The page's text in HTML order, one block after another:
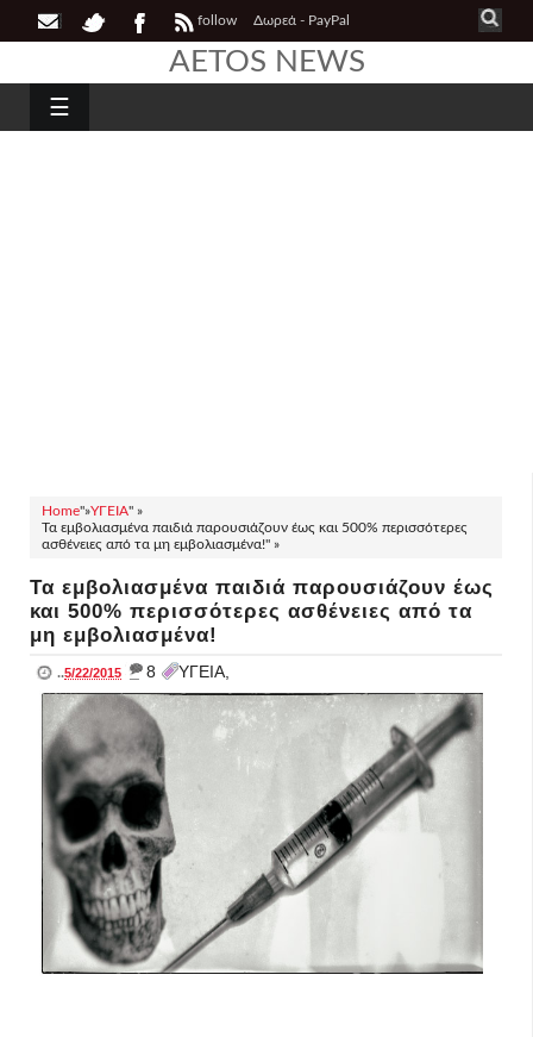
follow Δωρεά - PayPal
AETOS NEWS
☰
Home"»ΥΓΕΙΑ" »
Τα εμβολιασμένα παιδιά παρουσιάζουν έως και 500% περισσότερες
ασθένειες από τα μη εμβολιασμένα!" »
Τα εμβολιασμένα παιδιά παρουσιάζουν έως
και 500% περισσότερες ασθένειες από τα
μη εμβολιασμένα!
..5/22/2015 _ 8 ΥΓΕΙΑ,